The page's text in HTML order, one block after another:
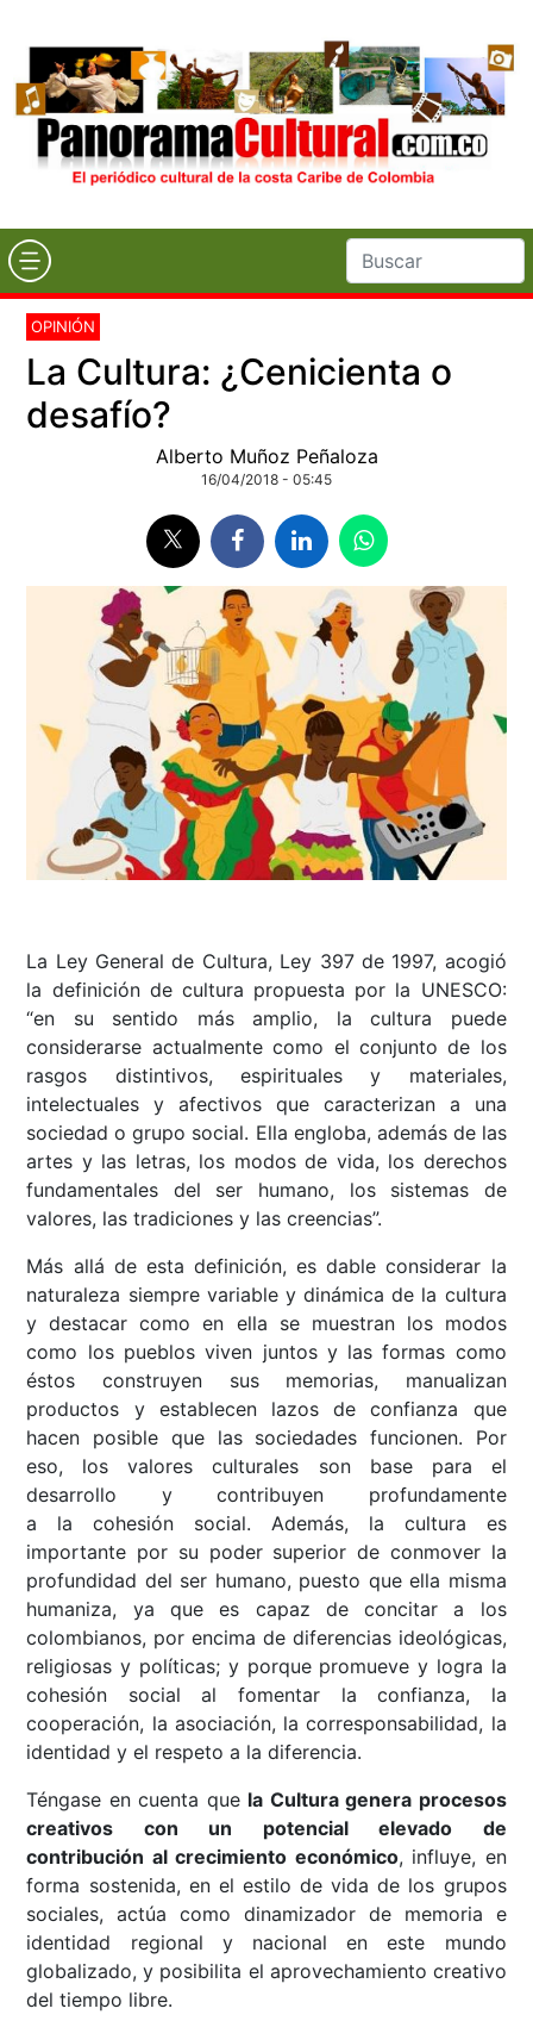
OPINIÓN
La Cultura: ¿Cenicienta o
desafío?
Alberto Muñoz Peñaloza
16/04/2018 - 05:45
La Ley General de Cultura, Ley 397 de 1997, acogió
la definición de cultura propuesta por la UNESCO:
“en su sentido más amplio, la cultura puede
considerarse actualmente como el conjunto de los
rasgos distintivos, espirituales y materiales,
intelectuales y afectivos que caracterizan a una
sociedad o grupo social. Ella engloba, además de las
artes y las letras, los modos de vida, los derechos
fundamentales del ser humano, los sistemas de
valores, las tradiciones y las creencias”.
Más allá de esta definición, es dable considerar la
naturaleza siempre variable y dinámica de la cultura
y destacar como en ella se muestran los modos
como los pueblos viven juntos y las formas como
éstos construyen sus memorias, manualizan
productos y establecen lazos de confianza que
hacen posible que las sociedades funcionen. Por
eso, los valores culturales son base para el
desarrollo y contribuyen profundamente
a la cohesión social. Además, la cultura es
importante por su poder superior de conmover la
profundidad del ser humano, puesto que ella misma
humaniza, ya que es capaz de concitar a los
colombianos, por encima de diferencias ideológicas,
religiosas y políticas; y porque promueve y logra la
cohesión social al fomentar la confianza, la
cooperación, la asociación, la corresponsabilidad, la
identidad y el respeto a la diferencia.
Téngase en cuenta que la Cultura genera procesos
creativos con un potencial elevado de
contribución al crecimiento económico, influye, en
forma sostenida, en el estilo de vida de los grupos
sociales, actúa como dinamizador de memoria e
identidad regional y nacional en este mundo
globalizado, y posibilita el aprovechamiento creativo
del tiempo libre.